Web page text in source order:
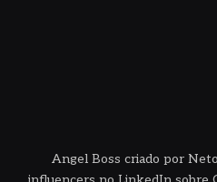
Angel Boss criado por